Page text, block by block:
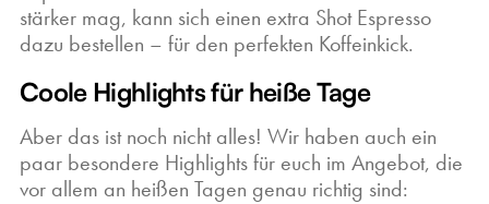
stärker mag, kann sich einen extra Shot Espresso
dazu bestellen – für den perfekten Koffeinkick.
Coole Highlights für heiße Tage
Aber das ist noch nicht alles! Wir haben auch ein
paar besondere Highlights für euch im Angebot, die
vor allem an heißen Tagen genau richtig sind: